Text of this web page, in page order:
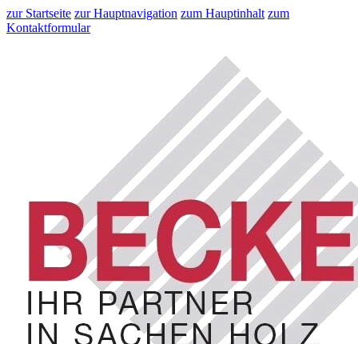
zur Startseite zur Hauptnavigation zum Hauptinhalt zum
Kontaktformular